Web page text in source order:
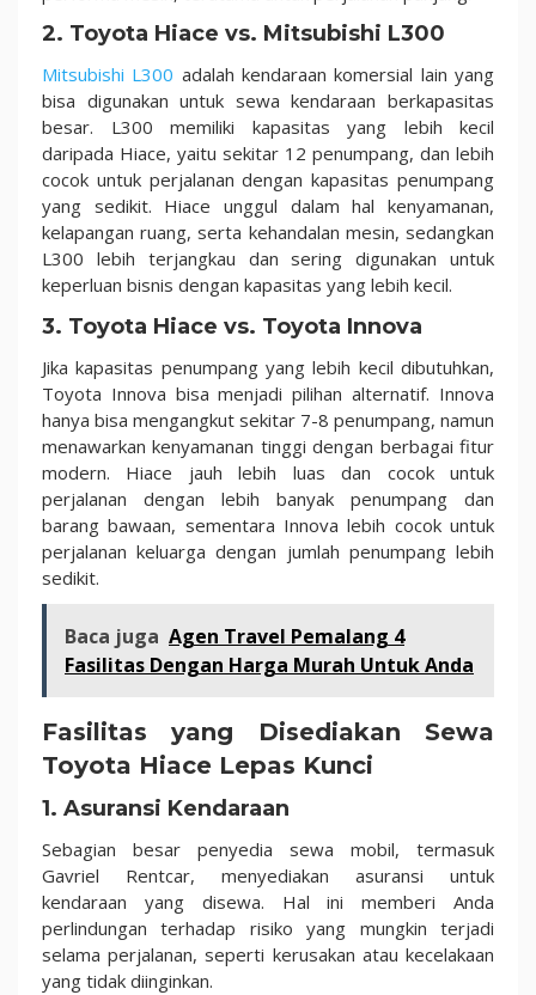
2. Toyota Hiace vs. Mitsubishi L300
Mitsubishi L300 adalah kendaraan komersial lain yang
bisa digunakan untuk sewa kendaraan berkapasitas
besar. L300 memiliki kapasitas yang lebih kecil
daripada Hiace, yaitu sekitar 12 penumpang, dan lebih
cocok untuk perjalanan dengan kapasitas penumpang
yang sedikit. Hiace unggul dalam hal kenyamanan,
kelapangan ruang, serta kehandalan mesin, sedangkan
L300 lebih terjangkau dan sering digunakan untuk
keperluan bisnis dengan kapasitas yang lebih kecil.
3. Toyota Hiace vs. Toyota Innova
Jika kapasitas penumpang yang lebih kecil dibutuhkan,
Toyota Innova bisa menjadi pilihan alternatif. Innova
hanya bisa mengangkut sekitar 7-8 penumpang, namun
menawarkan kenyamanan tinggi dengan berbagai fitur
modern. Hiace jauh lebih luas dan cocok untuk
perjalanan dengan lebih banyak penumpang dan
barang bawaan, sementara Innova lebih cocok untuk
perjalanan keluarga dengan jumlah penumpang lebih
sedikit.
Baca juga Agen Travel Pemalang 4
Fasilitas Dengan Harga Murah Untuk Anda
Fasilitas yang Disediakan Sewa
Toyota Hiace Lepas Kunci
1. Asuransi Kendaraan
Sebagian besar penyedia sewa mobil, termasuk
Gavriel Rentcar, menyediakan asuransi untuk
kendaraan yang disewa. Hal ini memberi Anda
perlindungan terhadap risiko yang mungkin terjadi
selama perjalanan, seperti kerusakan atau kecelakaan
yang tidak diinginkan.